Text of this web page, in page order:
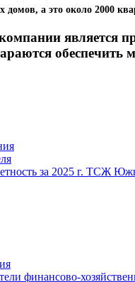
домов, а это около 2000
является
за 2025 г. ТСЖ
финансово-